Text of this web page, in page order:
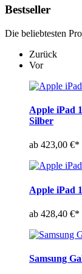
Bestseller
Die beliebtesten
Zurück
Vor
Apple iPad
Silber
ab 423,00 €*
Apple iPad
ab 428,40 €*
Samsung